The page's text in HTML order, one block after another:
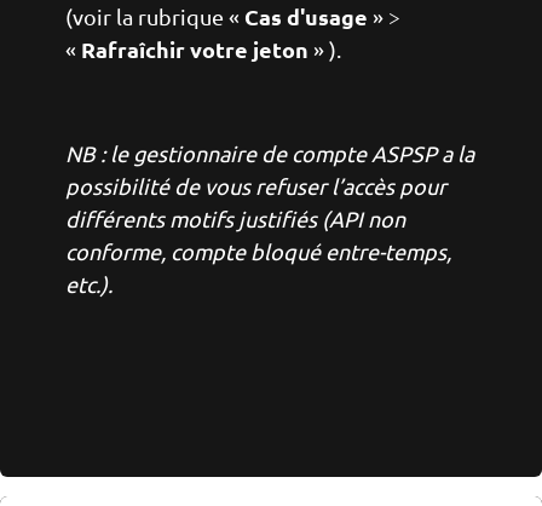
(voir la rubrique « Cas d'usage » >
« Rafraîchir votre jeton » ).
NB : le gestionnaire de compte ASPSP a la
possibilité de vous refuser l’accès pour
différents motifs justifiés (API non
conforme, compte bloqué entre-temps,
etc.).